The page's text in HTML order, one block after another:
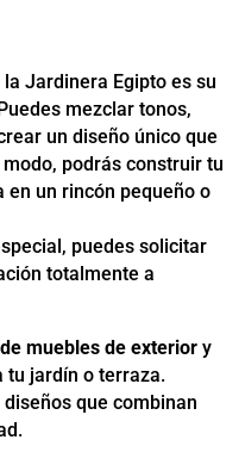
Jardinera Egipto es su
mezclar tonos,
un diseño único que
podrás construir tu
en un rincón pequeño o
puedes solicitar
totalmente a
muebles de exteriory
tu jardín o terraza.
que combinan